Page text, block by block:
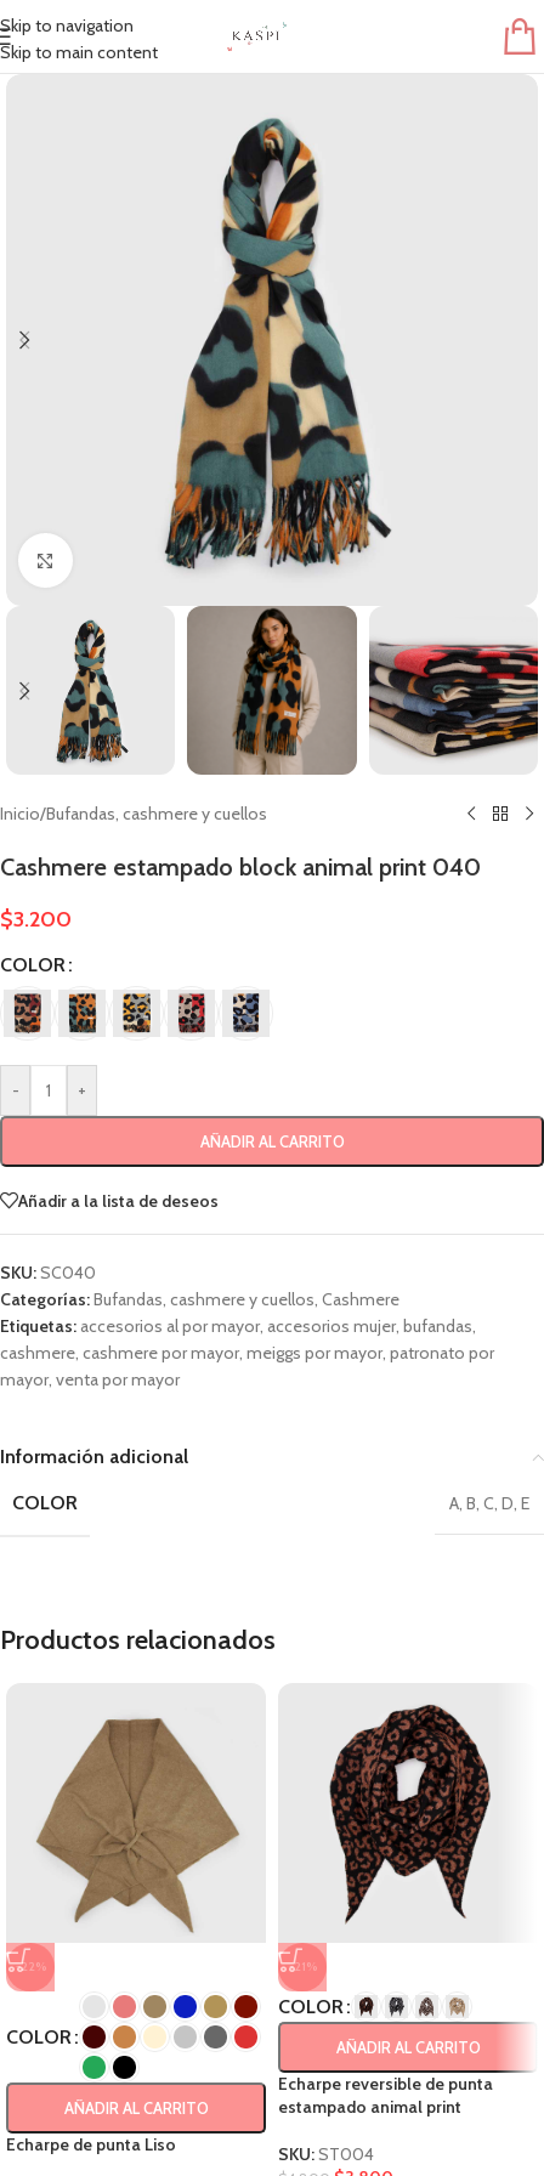
Skip to navigation
Skip to main content
Clic para ampliar
Inicio/Bufandas, cashmere y cuellos
Cashmere estampado block animal print 040
$3.200
COLOR
- +
AÑADIR AL CARRITO
Añadir a la lista de deseos
SKU:SC040
Categorías:Bufandas, cashmere y cuellos, Cashmere
Etiquetas: accesorios al por mayor, accesorios mujer, bufandas,
cashmere, cashmere por mayor, meiggs por mayor, patronato por
mayor, venta por mayor
Información adicional
COLOR
A, B, C, D, E
Productos relacionados
-22%
COLOR
AÑADIR AL CARRITO
Echarpe de punta Liso
-21%
COLOR
AÑADIR AL CARRITO
Echarpe reversible de punta
estampado animal print
SKU:ST004